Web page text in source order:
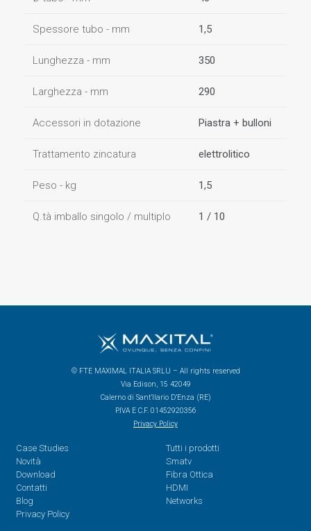
Spessore tubo - mm 1,5
Lunghezza - mm 350
Larghezza - mm 290
Accessori in dotazione Piastra + bulloni
Trattamento zincatura elettrolitico
Peso - kg 1,5
Q.tà imballo singolo / multiplo 1 / 10
© FTE MAXIMAL ITALIA SRLU – All rights reserved
Via Edison, 15 42049
Calerno di Sant’Ilario D’Enza (RE)
P.IVA E C.F. 01452920356
Privacy Policy
Case Studies
Novità
Download
Contatti
Blog
Privacy Policy
Tutti i prodotti
Smatv
Fibra Ottica
HDMI
Networks